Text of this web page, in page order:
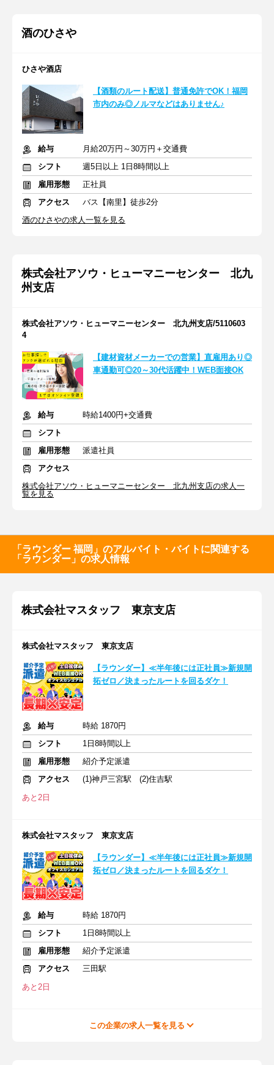
酒のひさや
ひさや酒店
【酒類のルート配送】普通免許でOK！福岡
市内のみ◎ノルマなどはありません♪
給与
月給20万円～30万円＋交通費
シフト
週5日以上 1日8時間以上
雇用形態
正社員
アクセス
バス【南里】徒歩2分
酒のひさやの求人一覧を見る
株式会社アソウ・ヒューマニーセンター 北九
州支店
株式会社アソウ・ヒューマニーセンター 北九州支店/5110603
4
【建材資材メーカーでの営業】直雇用あり◎
車通勤可◎20～30代活躍中！WEB面接OK
給与
時給1400円+交通費
シフト
雇用形態
派遣社員
アクセス
株式会社アソウ・ヒューマニーセンター 北九州支店の求人一
覧を見る
「ラウンダー 福岡」のアルバイト・バイトに関連する
「ラウンダー」の求人情報
株式会社マスタッフ 東京支店
株式会社マスタッフ 東京支店
【ラウンダー】≪半年後には正社員≫新規開
拓ゼロ／決まったルートを回るダケ！
給与
時給 1870円
シフト
1日8時間以上
雇用形態
紹介予定派遣
アクセス
(1)神戸三宮駅 (2)住吉駅
あと2日
株式会社マスタッフ 東京支店
【ラウンダー】≪半年後には正社員≫新規開
拓ゼロ／決まったルートを回るダケ！
給与
時給 1870円
シフト
1日8時間以上
雇用形態
紹介予定派遣
アクセス
三田駅
あと2日
この企業の求人一覧を見る